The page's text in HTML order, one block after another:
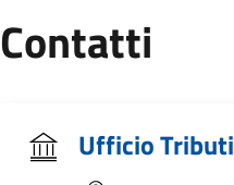
Contatti
Ufficio Tributi